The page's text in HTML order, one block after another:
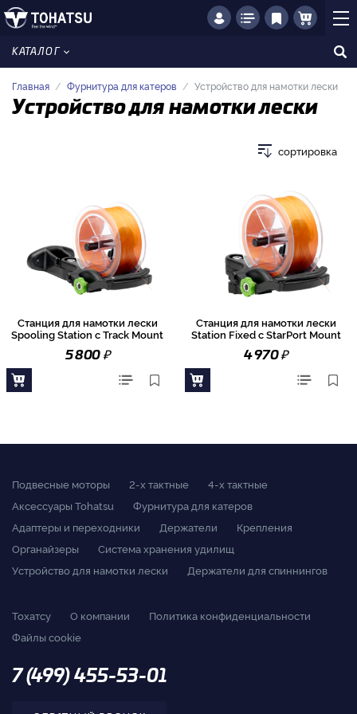
КАТАЛОГ
Главная Фурнитура для катеров Устройство для намотки лески
Устройство для намотки лески
сортировка
Станция для намотки лески
Spooling Station с Track Mount
5 800₽
Станция для намотки лески
Station Fixed с StarPort Mount
4 970₽
Подвесные моторы 2-x тактные
4-x тактные
Аксессуары Tohatsu
Фурнитура для катеров
Адаптеры и переходники
Держатели
Крепления
Органайзеры
Система хранения удилищ
Устройство для намотки лески
Держатели для спиннингов
Тохатсу О компании
Политика конфиденциальности
Файлы cookie
7 (499) 455-53-01